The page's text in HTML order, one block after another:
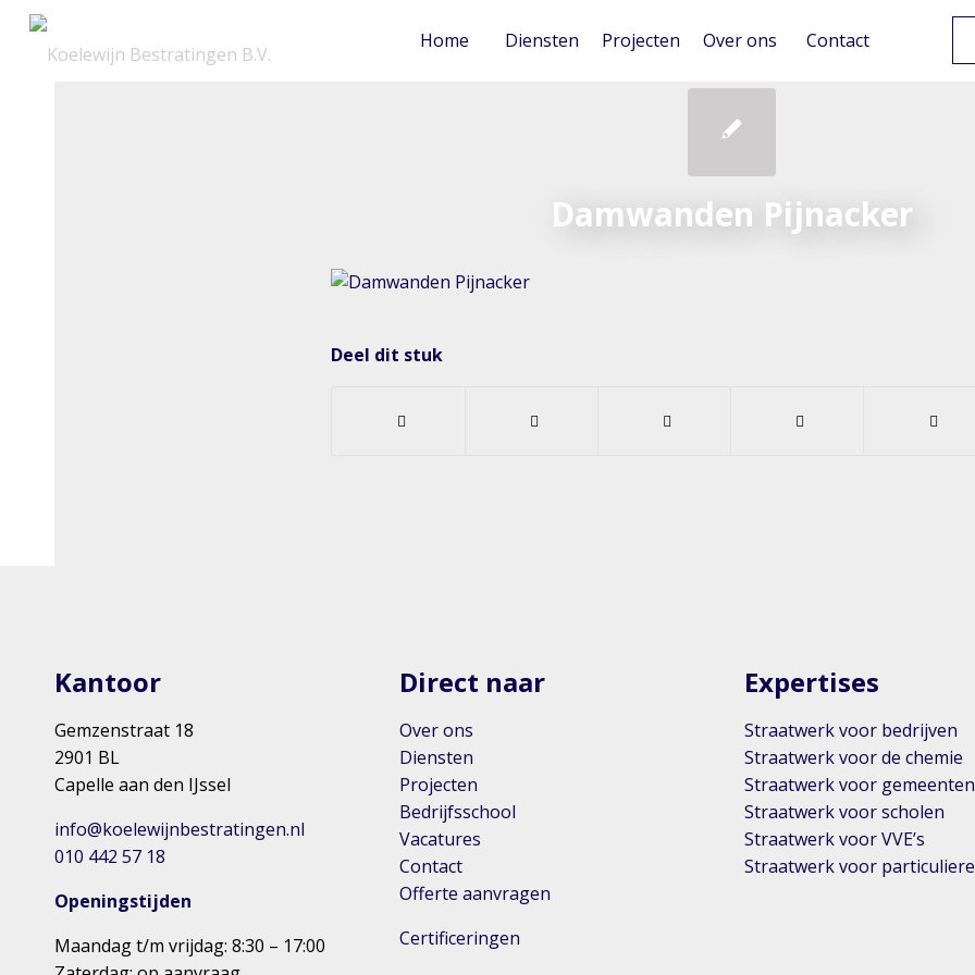
Home Diensten Projecten Over ons Contact
Damwanden Pijnacker
Deel dit stuk
Kantoor
Gemzenstraat 18
2901 BL
Capelle aan den IJssel
info@koelewijnbestratingen.nl
010 442 57 18
Openingstijden
Maandag t/m vrijdag: 8:30 – 17:00
Direct naar
Over ons
Diensten
Projecten
Bedrijfsschool
Vacatures
Contact
Offerte aanvragen
Certificeringen
Expertises
Straatwerk voor bedrijven
Straatwerk voor de chemie
Straatwerk voor gemeenten
Straatwerk voor scholen
Straatwerk voor VVE’s
Straatwerk voor